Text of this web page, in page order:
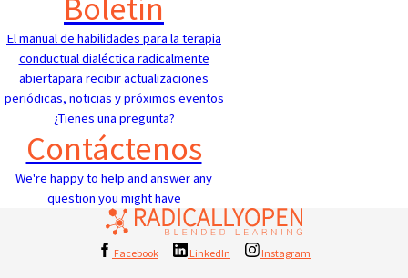
El manual de habilidades para la terapia
conductual dialéctica radicalmente
abiertapara recibir actualizaciones
periódicas, noticias y próximos eventos
¿Tienes una pregunta?
Contáctenos
We're happy to help and answer any
question you might have
Facebook LinkedIn Instagram